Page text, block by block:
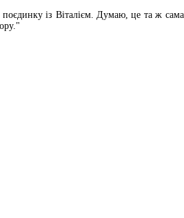
із Віталієм. Думаю, це та ж